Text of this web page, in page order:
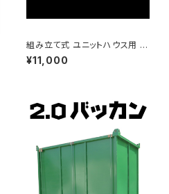
組み立て式 ユニットハウス用 庇
ひさし 雨よけ ステー2本 ボルト
付 玄関 ドア上 エントランス 鉄
¥11,000